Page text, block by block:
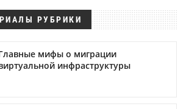
РУБРИКИ
мифы о миграции
инфраструктуры